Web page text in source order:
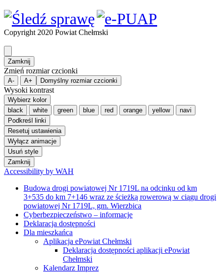
Copyright 2020 Powiat Chełmski
Zamknij
Zmień rozmiar czcionki
A- A+ Domyślny rozmiar czcionki
Wysoki kontrast
Wybierz kolor
black
white green blue red orange yellow
navi
Podkreśl linki
Resetuj ustawienia
Wyłącz animacje
Usuń style
Zamknij
Accessibility by WAH
Budowa drogi powiatowej Nr 1719L na odcinku od km
3+535 do km 7+146 wraz ze ścieżką rowerową w ciągu drogi
powiatowej Nr 1719L, gm. Wierzbica
Cyberbezpieczeństwo – informacje
Deklaracja dostępności
Dla mieszkańca
Aplikacja ePowiat Chełmski
Deklaracja dostępności aplikacji ePowiat
Chełmski
Kalendarz Imprez